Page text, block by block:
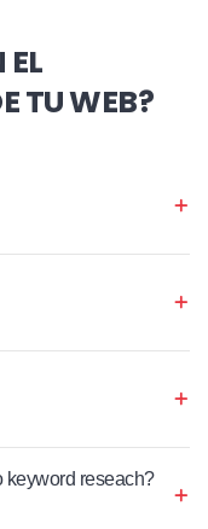
TU WEB?
keyword reseach?